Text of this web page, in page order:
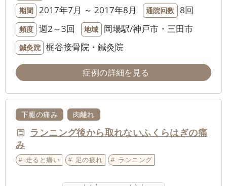
期間 2017年7月 ～ 2017年8月 通院回数 8回
頻度 週2～3回 地域 岡場駅/神戸市・三田市
鍼灸院 梶谷接骨院・鍼灸院
症例の詳細を見る
下腿の痛み 肉離れ
ランニング後から取れないふくらはぎの痛
み
走ると痛い 足の疲れ ランニング